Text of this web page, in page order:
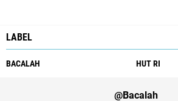
LABEL
BACALAH HUT RI
@Bacalah